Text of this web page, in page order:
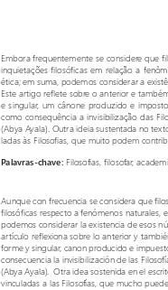
Embora frequentemente se considere que
inquietações filosóficas em relação a
ética; em suma, podemos considerar a
Este artigo reflete sobre o anterior e
e singular, um cânone produzido e
como consequência a invisibilização das
(Abya Ayala). Outra ideia sustentada no
ladas às Filosofias, que muito podem
Palavras-chave: Filosofias, filosofar,
Aunque con frecuencia se considera que
filosóficas respecto a fenómenos naturales,
podemos considerar la existencia de esos
artículo reflexiona sobre lo anterior y
forme y singular, canon producido e
consecuencia la invisibilización de las Filoso
(Abya Ayala).  Otra idea sostenida en el
vinculadas a las Filosofías, que mucho